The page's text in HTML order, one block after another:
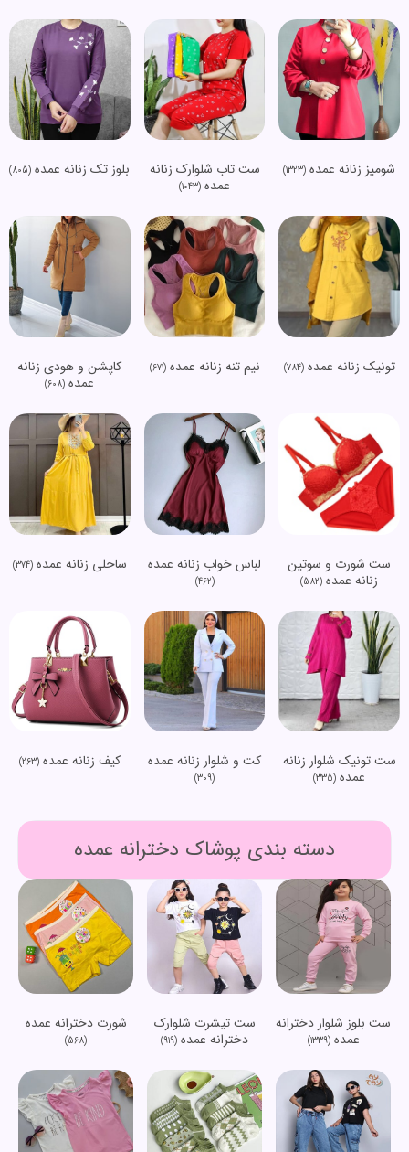
شومیز زنانه عمده (1323)
ست تاب شلوارک زنانه
عمده (1043)
بلوز تک زنانه عمده (805)
تونیک زنانه عمده(784) نیم تنه زنانه عمده(671)
کاپشن و هودی زنانه
عمده (608)
ست شورت و سوتین
زنانه عمده (582)
لباس خواب زنانه عمده
(462)
ساحلی زنانه عمده(374)
ست تونیک شلوار زنانه
عمده (335)
کت و شلوار زنانه عمده
(309)
کیف زنانه عمده(263)
دسته بندی پوشاک دخترانه عمده
ست بلوز شلوار دخترانه
عمده(1339)
ست تیشرت شلوارک
دخترانه عمده (919)
شورت دخترانه عمده
(568)